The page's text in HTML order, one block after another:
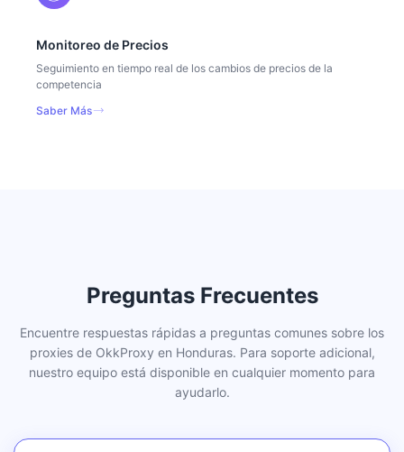
Monitoreo de Precios
Seguimiento en tiempo real de los cambios de precios de la
competencia
Saber Más
Preguntas Frecuentes
Encuentre respuestas rápidas a preguntas comunes sobre los
proxies de OkkProxy en Honduras. Para soporte adicional,
nuestro equipo está disponible en cualquier momento para
ayudarlo.